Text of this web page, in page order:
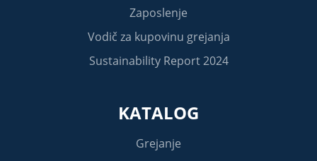
Zaposlenje
Vodič za kupovinu grejanja
Sustainability Report 2024
KATALOG
Grejanje